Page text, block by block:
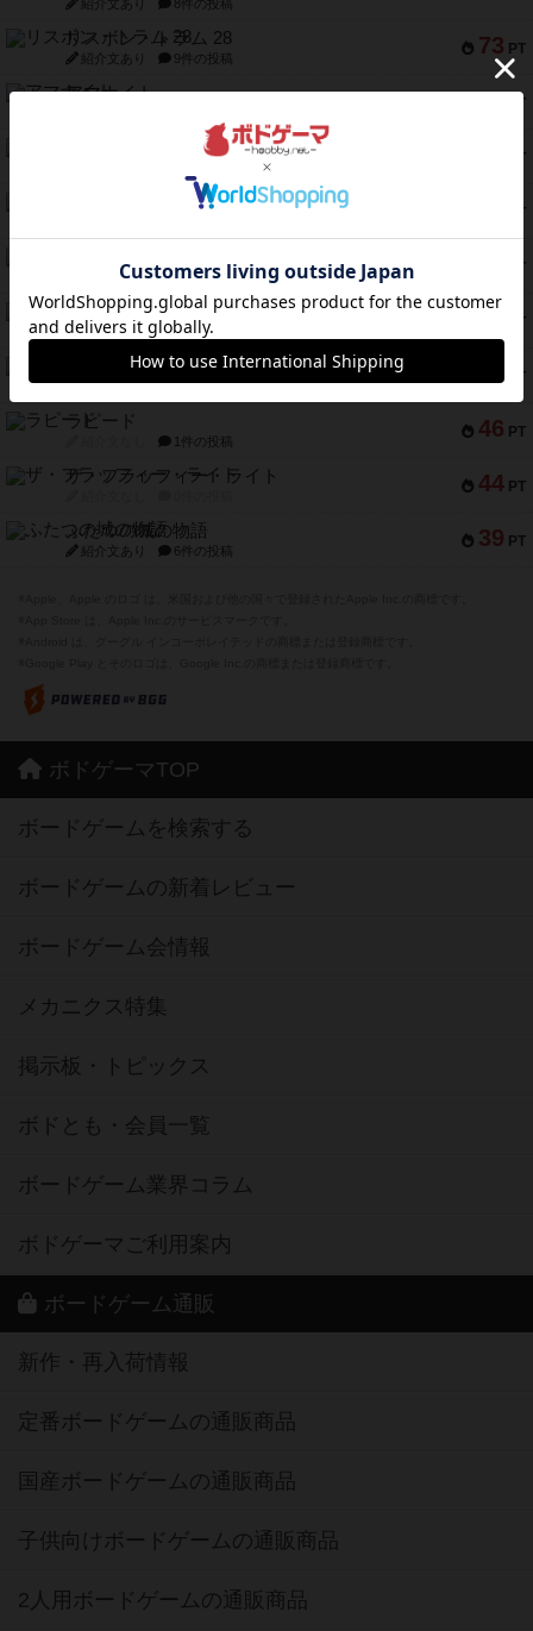
紹介文あり 8件の投稿
73 PT
リスボン・トラム 28
紹介文あり 9件の投稿
73 PT
アマナイト
PT
PT
スペクタキュラー
PT
紹介文あり 13件の投稿
PT
ギャンブラー
紹介文なし 2件の投稿
52 PT
Bitter End ブタペスト救出作戦
紹介文なし 1件の投稿
46 PT
ラピード
1件の投稿
44 PT
ザ・フラッフィー・ライト
39 PT
ふたつの城の物語
紹介文あり 6件の投稿
ボドゲーマTOP
ボードゲームを検索する
ボードゲームの新着レビュー
ボードゲーム会情報
メカニクス特集
掲示板・トピックス
ボドとも・会員一覧
ボードゲーム業界コラム
ボドゲーマご利用案内
ボードゲーム通販
新作・再入荷情報
定番ボードゲームの通販商品
国産ボードゲームの通販商品
子供向けボードゲームの通販商品
2人用ボードゲームの通販商品